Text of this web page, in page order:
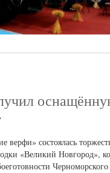
верфи» состоялась
«Великий Новгород»,